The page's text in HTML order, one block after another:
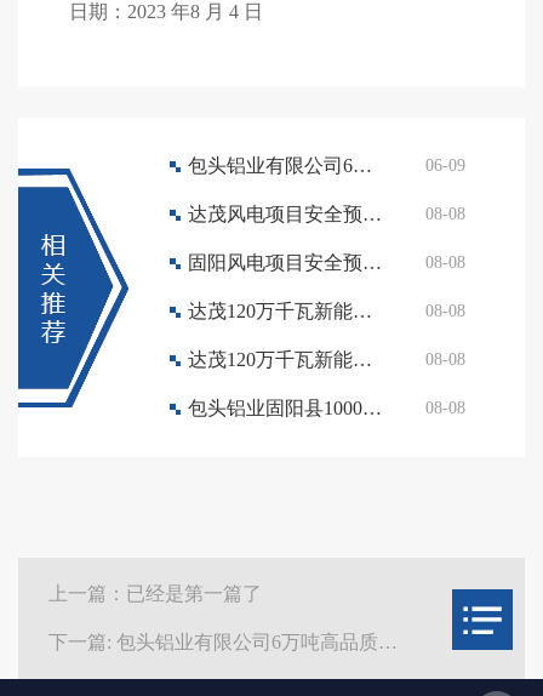
日期：2023 年8 月 4 日
包头铝业有限公司6万吨高品质绿色低碳铝合金改造项目 首次环境影响评价信息公开 06-09
达茂风电项目安全预评价采购文件 08-08
固阳风电项目安全预评价采购文件 08-08
达茂120万千瓦新能源建设项目社会风险稳定评估采购文件 08-08
达茂120万千瓦新能源建设项目职业病危害预评价采购文件 08-08
包头铝业固阳县1000MW+东河区270MW项目社会风险稳定评估采购文件 08-08
上一篇：已经是第一篇了
下一篇: 包头铝业有限公司6万吨高品质绿色低碳铝合金改造项目 首次环境影响评价信息公开